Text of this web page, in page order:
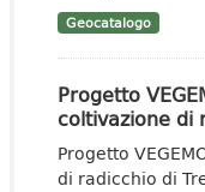
Geocatalogo
Progetto
coltivazione di
Progetto
di radicchio di